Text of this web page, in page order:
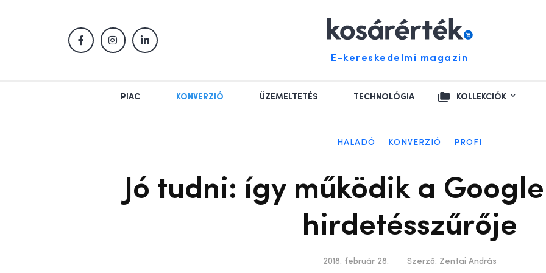
E-kereskedelmi magazin
PIAC KONVERZIÓ ÜZEMELTETÉS TECHNOLÓGIA KOLLEKCIÓK
HALADÓ KONVERZIÓ PROFI
Jó tudni: így működik a
hirdetésszűrője
2018. február 28. Szerző: Zentai András